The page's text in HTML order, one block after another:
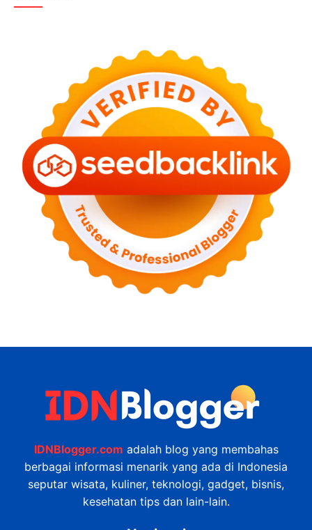
IDNBlogger.com adalah blog yang membahas
berbagai informasi menarik yang ada di Indonesia
seputar wisata, kuliner, teknologi, gadget, bisnis,
kesehatan tips dan lain-lain.